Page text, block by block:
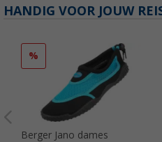
HANDIG VOOR JOUW
%
Berger Jano dames